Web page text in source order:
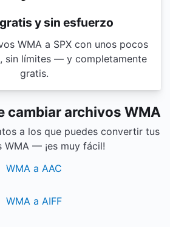
y sin esfuerzo
WMA a SPX con unos pocos
sin límites — y completamente
gratis.
cambiar archivos WMA
a los que puedes convertir tus
WMA — ¡es muy fácil!
WMA a AAC
WMA a AIFF